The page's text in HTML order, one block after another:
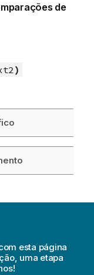
de
)
esta página
uma etapa